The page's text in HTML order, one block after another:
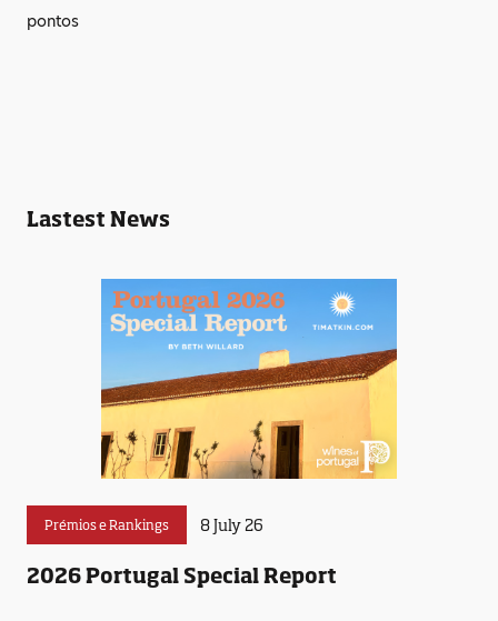
pontos
Lastest News
Prémios e Rankings 8 July 26
2026 Portugal Special Report